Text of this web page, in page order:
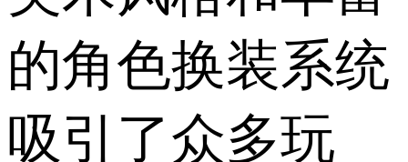
的角色换装系统
吸引了众多玩